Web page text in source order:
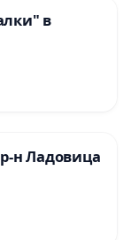
в
н Ладовица